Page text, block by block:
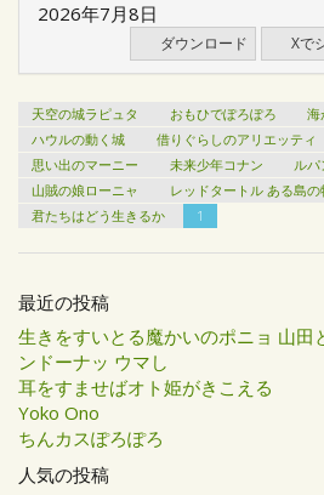
2026年7月8日
ダウンロード Xで
天空の城ラピュタ おもひでぽろぽろ 海
ハウルの動く城
借りぐらしのアリエッティ
思い出のマーニー
未来少年コナン
ル
山賊の娘ローニャ
レッドタートル ある島の
君たちはどう生きるか
1
最近の投稿
生きをすいとる魔かいのポニョ 山田
ンドーナッ ウマし
耳をすませばオト姫がきこえる
Yoko Ono
ちんカスぽろぽろ
人気の投稿